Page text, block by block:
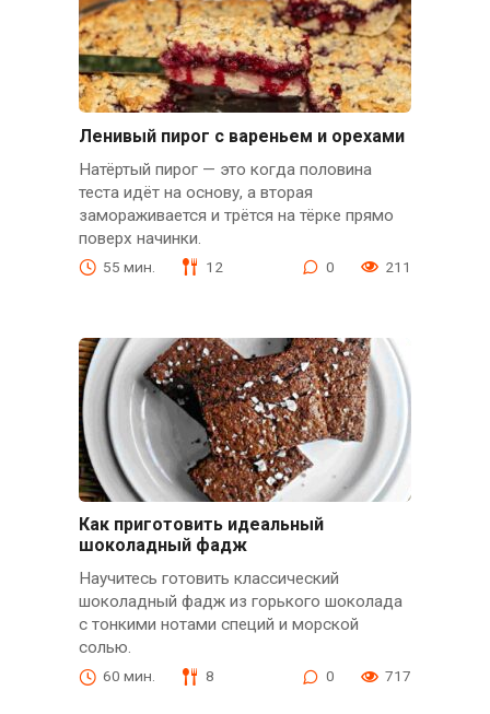
Ленивый пирог с вареньем и орехами
Натёртый пирог — это когда половина
теста идёт на основу, а вторая
замораживается и трётся на тёрке прямо
поверх начинки.
55 мин. 12 0 211
Как приготовить идеальный
шоколадный фадж
Научитесь готовить классический
шоколадный фадж из горького шоколада
с тонкими нотами специй и морской
солью.
60 мин. 8 0 717